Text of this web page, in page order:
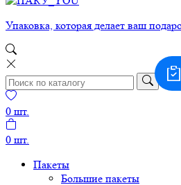
Упаковка, которая делает ваш
0 шт.
0 шт.
Пакеты
Большие пакеты